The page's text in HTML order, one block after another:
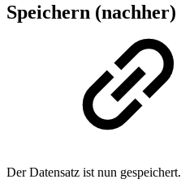
Speichern (nachher)
Der Datensatz ist nun gespeichert.